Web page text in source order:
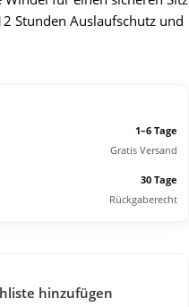
Stunden Auslaufschutz und
1–6 Tage
Gratis Versand
30 Tage
Rückgaberecht
hinzufügen